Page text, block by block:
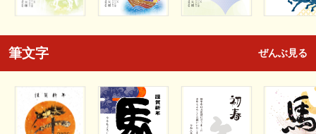
筆文字 ぜんぶ見る